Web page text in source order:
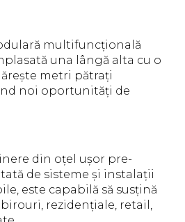
multifuncțională
una lângă alta cu o
metri pătrați
noi oportunități de
din oțel ușor pre-
de sisteme și instalații
este capabilă să susțină
rezidențiale, retail,